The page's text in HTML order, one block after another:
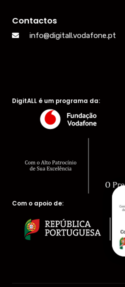
Contactos
info@digitall.vodafone.pt
DigitALL é um programa da:
Com o apoio de: